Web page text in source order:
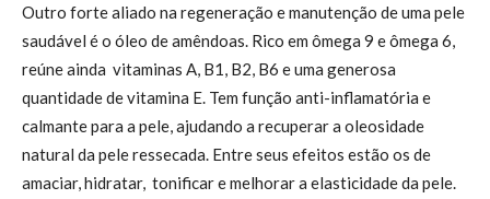
Outro forte aliado na regeneração e manutenção de uma pele
saudável é o óleo de amêndoas. Rico em ômega 9 e ômega 6,
reúne ainda vitaminas A, B1, B2, B6 e uma generosa
quantidade de vitamina E. Tem função anti-inflamatória e
calmante para a pele, ajudando a recuperar a oleosidade
natural da pele ressecada. Entre seus efeitos estão os de
amaciar, hidratar, tonificar e melhorar a elasticidade da pele.